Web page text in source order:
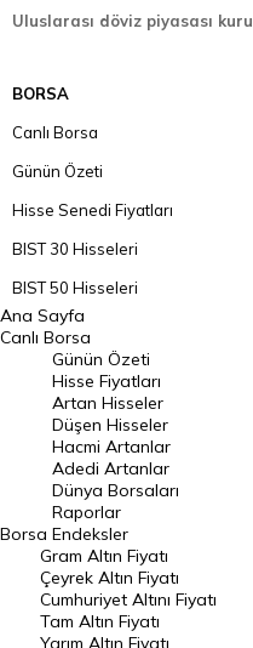
Uluslarası döviz piyasası kuru
BORSA
Canlı Borsa
Günün Özeti
Hisse Senedi Fiyatları
BIST 30 Hisseleri
BIST 50 Hisseleri
BIST 100 Hisseleri
En Çok Artan Hisseler
En Çok Düşen Hisseler
Hacmi Artanlar
Geçmiş Kapanışlar
Dünya Borsaları
Raporlar
Endeksler
Ana Sayfa
Canlı Borsa
Borsa
Günün Özeti
Hisse Fiyatları
Artan Hisseler
Düşen Hisseler
Hacmi Artanlar
Adedi Artanlar
Dünya Borsaları
Raporlar
Endeksler
Gram Altın Fiyatı
Çeyrek Altın Fiyatı
Cumhuriyet Altını Fiyatı
Tam Altın Fiyatı
Yarım Altın Fiyatı